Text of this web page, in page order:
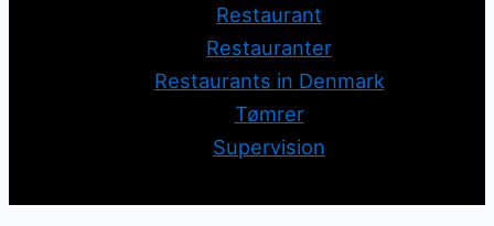
Restaurant
Restauranter
Restaurants in Denmark
Tømrer
Supervision